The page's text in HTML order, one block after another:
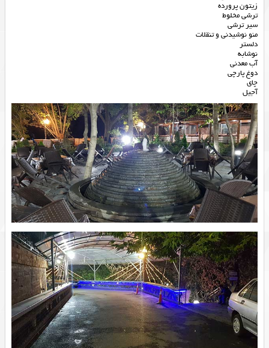
زیتون پرورده
ترشی مخلوط
سیر ترشی
منو نوشیدنی و تنقلات
دلستر
نوشابه
آب معدنی
دوغ پارچی
چای
آجیل